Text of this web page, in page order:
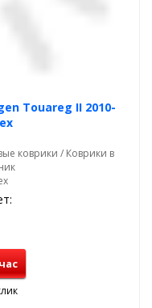
Touareg II 2010-
коврики / Коврики в